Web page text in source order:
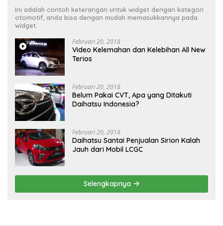
Ini adalah contoh keterangan untuk widget dengan kategori
otomotif, anda bisa dengan mudah memasukkannya pada
widget.
Februari 20, 2018
Video Kelemahan dan Kelebihan All New
Terios
Februari 20, 2018
Belum Pakai CVT, Apa yang Ditakuti
Daihatsu Indonesia?
Februari 20, 2018
Daihatsu Santai Penjualan Sirion Kalah
Jauh dari Mobil LCGC
Selengkapnya